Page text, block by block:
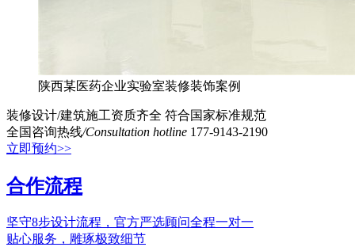
陕西某医药企业实验室装修装饰案例
装修设计/建筑施工资质齐全 符合国家标准规范
全国咨询热线/Consultation hotline 177-9143-2190
立即预约>>
合作流程
坚守8步设计流程，官方严选顾问全程一对一
贴心服务，雕琢极致细节